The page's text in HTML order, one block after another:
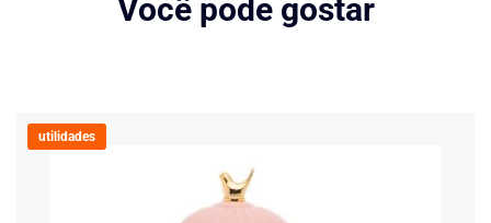
Você pode gostar
utilidades